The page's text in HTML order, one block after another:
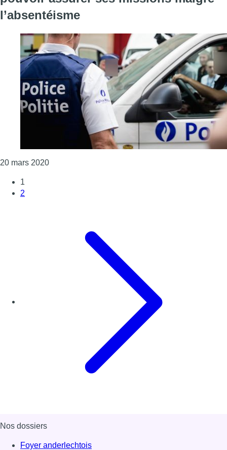
l’absentéisme
20 mars 2020Consulter l'article "La police Bruxelles-Midi
1
2
Nos dossiers
Foyer anderlechtois